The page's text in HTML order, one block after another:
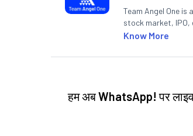
Team Angel One
stock market, IPO,
Know More
हम अबWhatsApp! पर